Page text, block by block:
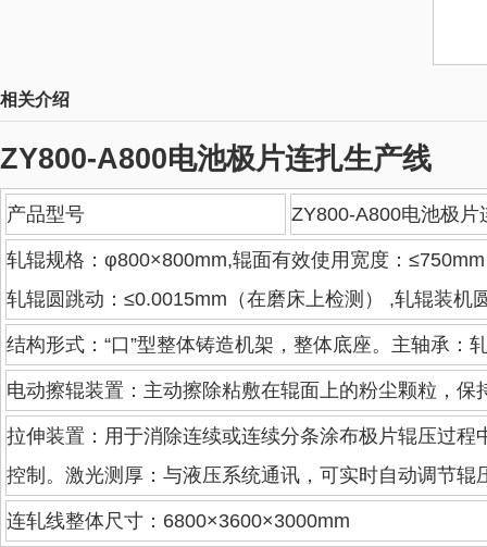
相关介绍
ZY800-A800电池极片连扎生产线
产品型号 ZY800-A800电池极片
轧辊规格：φ800×800mm,辊面有效使用宽度：
轧辊圆跳动：≤0.0015mm（在磨床上检测） ,轧辊装机
结构形式：“口”型整体铸造机架，整体底座。主轴承
电动擦辊装置：主动擦除粘敷在辊面上的粉尘颗粒，保
拉伸装置：用于消除连续或连续分条涂布极片辊压过
控制。激光测厚：与液压系统通讯，可实时自动调节辊
连轧线整体尺寸：6800×3600×3000mm